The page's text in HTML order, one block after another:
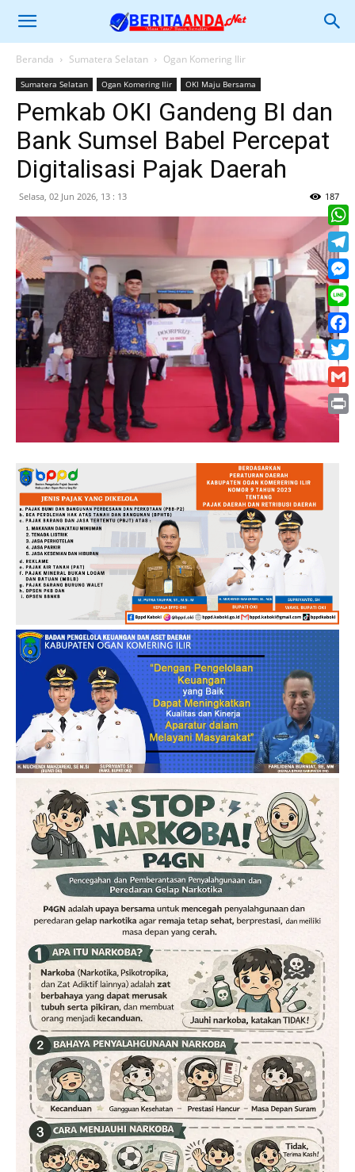
Beranda Sumatera Selatan Ogan Komering Ilir
Sumatera Selatan Ogan Komering Ilir OKI Maju Bersama
Pemkab OKI Gandeng BI dan
Bank Sumsel Babel Percepat
Digitalisasi Pajak Daerah
Selasa, 02 Jun 2026, 13 : 13 187
Line
Print